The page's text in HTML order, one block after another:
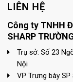
LIÊN HỆ
Công ty TNHH
SHARP
Trụ sở: Số 23
Nội
VP Trưng bày SP